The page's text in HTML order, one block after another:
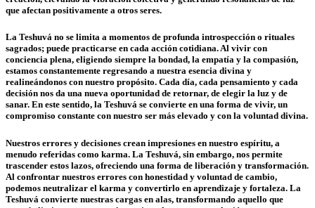
que afectan positivamente a otros seres.
La Teshuvá no se limita a momentos de profunda introspección o rituales
sagrados; puede practicarse en cada acción cotidiana. Al vivir con
conciencia plena, eligiendo siempre la bondad, la empatía y la compasión,
estamos constantemente regresando a nuestra esencia divina y
realineándonos con nuestro propósito. Cada día, cada pensamiento y cada
decisión nos da una nueva oportunidad de retornar, de elegir la luz y de
sanar. En este sentido, la Teshuvá se convierte en una forma de vivir, un
compromiso constante con nuestro ser más elevado y con la voluntad divina.
Nuestros errores y decisiones crean impresiones en nuestro espíritu, a
menudo referidas como karma. La Teshuvá, sin embargo, nos permite
trascender estos lazos, ofreciendo una forma de liberación y transformación.
Al confrontar nuestros errores con honestidad y voluntad de cambio,
podemos neutralizar el karma y convertirlo en aprendizaje y fortaleza. La
Teshuvá convierte nuestras cargas en alas, transformando aquello que